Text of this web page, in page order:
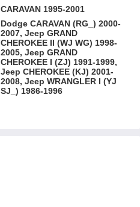
CARAVAN 1995-2001
Dodge CARAVAN (RG_) 2000-
2007, Jeep GRAND
CHEROKEE II (WJ WG) 1998-
2005, Jeep GRAND
CHEROKEE I (ZJ) 1991-1999,
Jeep CHEROKEE (KJ) 2001-
2008, Jeep WRANGLER I (YJ
SJ_) 1986-1996